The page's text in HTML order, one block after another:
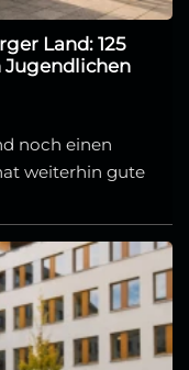
Land: 125
noch einen
weiterhin gute